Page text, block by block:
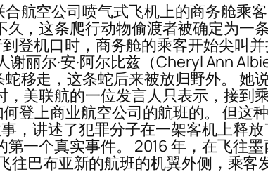
航空公司喷气式飞机上的商务舱乘
，这条爬行动物偷渡者被确定为一
登机口时，商务舱的乘客开始尖叫
丽尔·安·阿尔比兹（Cheryl Ann
移走，这条蛇后来被放归野外。 她
美联航的一位发言人只表示，接到
登上商业航空公司的航班的。 但这
，讲述了犯罪分子在一架客机上释
一个真实事件。 2016 年，在飞往
往巴布亚新的航班的机翼外侧，乘客